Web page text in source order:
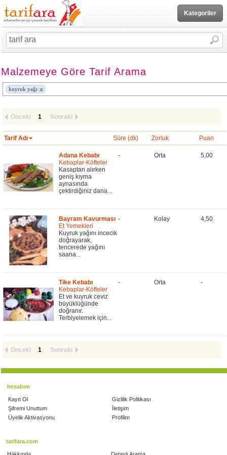
Kategoriler
Malzemeye Göre Tarif Arama
kuyruk yağı
Önceki 1 Sonraki
Tarif Adı Süre (dk) Zorluk Puan
Adana Kebabı
Kebaplar-Köfteler
Kasaptan alırken
geniş kıyma
aynasında
çektirdiğiniz dana...
- Orta 5,00
Bayram Kavurması
Et Yemekleri
Kuyruk yağını incecik
doğrayarak,
tencerede yağını
saana...
- Kolay 4,50
Tike Kebabı
Kebaplar-Köfteler
Et ve kuyruk ceviz
büyüklüğünde
doğranır.
Terbiyelemek için...
- Orta -
Önceki 1 Sonraki
hesabım
Kayıt Ol
Şifremi Unuttum
Üyelik Aktivasyonu
Gizlilik Politikası
İletişim
Profilim
tarifara.com